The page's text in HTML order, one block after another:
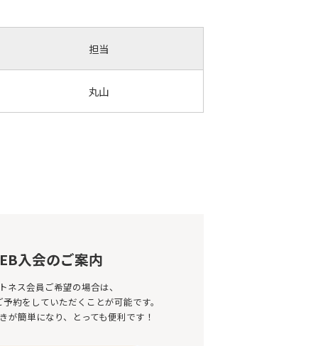
担当
丸山
入会のご案内
ネス会員ご希望の場合は、
約をしていただくことが可能です。
が簡単になり、とっても便利です！